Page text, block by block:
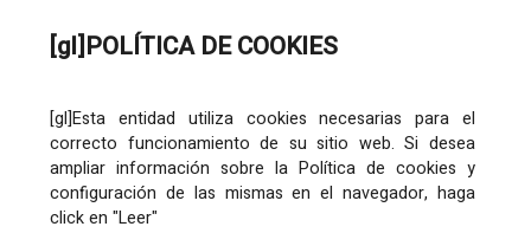
[gl]POLÍTICA DE COOKIES
[gl]Esta entidad utiliza cookies necesarias para el
correcto funcionamiento de su sitio web. Si desea
ampliar información sobre la Política de cookies y
configuración de las mismas en el navegador, haga
click en "Leer"